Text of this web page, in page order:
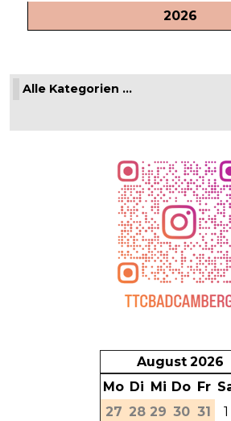
2026
Limite
Alle Kategorien ...
August 2026
Mo Di Mi Do Fr
27 28 29 30 31 1